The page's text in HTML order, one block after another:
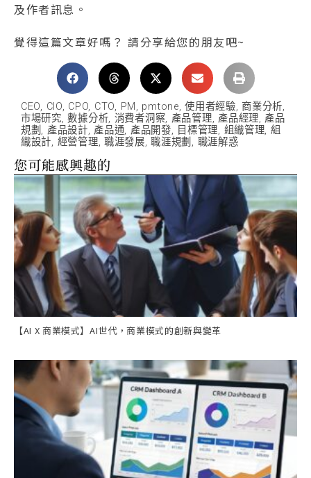
及作者訊息。
覺得這篇文章好嗎？ 請分享給您的朋友吧~
CEO, CIO, CPO, CTO, PM, pmtone,使用者經驗, 商業分析,
市場研究,數據分析, 消費者洞察, 產品管理, 產品經理, 產品
規劃 , 產品設計, 產品通, 產品開發, 目標管理, 組織管理, 組
織設計, 經營管理, 職涯發展,職涯規劃 , 職涯解惑
您可能感興趣的
【AI X 商業模式】AI世代，商業模式的創新與變革